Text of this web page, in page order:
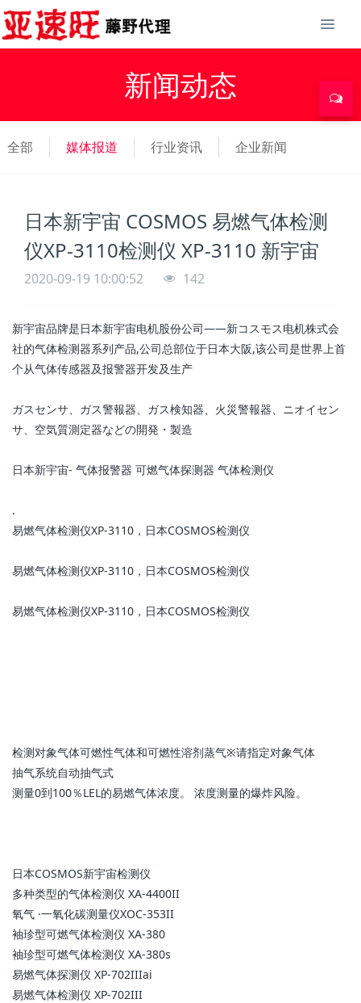
新闻动态
全部 媒体报道 行业资讯 企业新闻
日本新宇宙 COSMOS 易燃气体检测
仪XP-3110检测仪 XP-3110 新宇宙
2020-09-19 10:00:52 142
新宇宙品牌是日本新宇宙电机股份公司——新コスモス电机株式会
社的气体检测器系列产品,公司总部位于日本大阪,该公司是世界上首
个从气体传感器及报警器开发及生产
ガスセンサ、ガス警報器、ガス検知器、火災警報器、ニオイセン
サ、空気質測定器などの開発・製造
日本新宇宙- 气体报警器 可燃气体探测器 气体检测仪
.
易燃气体检测仪XP-3110，日本COSMOS检测仪
易燃气体检测仪XP-3110，日本COSMOS检测仪
易燃气体检测仪XP-3110，日本COSMOS检测仪
检测对象气体可燃性气体和可燃性溶剂蒸气※请指定对象气体
抽气系统自动抽气式
测量0到100％LEL的易燃气体浓度。 浓度测量的爆炸风险。
日本COSMOS新宇宙检测仪
多种类型的气体检测仪 XA-4400II
氧气 ·一氧化碳测量仪XOC-353II
袖珍型可燃气体检测仪 XA-380
袖珍型可燃气体检测仪 XA-380s
易燃气体探测仪 XP-702IIIai
易燃气体检测仪 XP-702III